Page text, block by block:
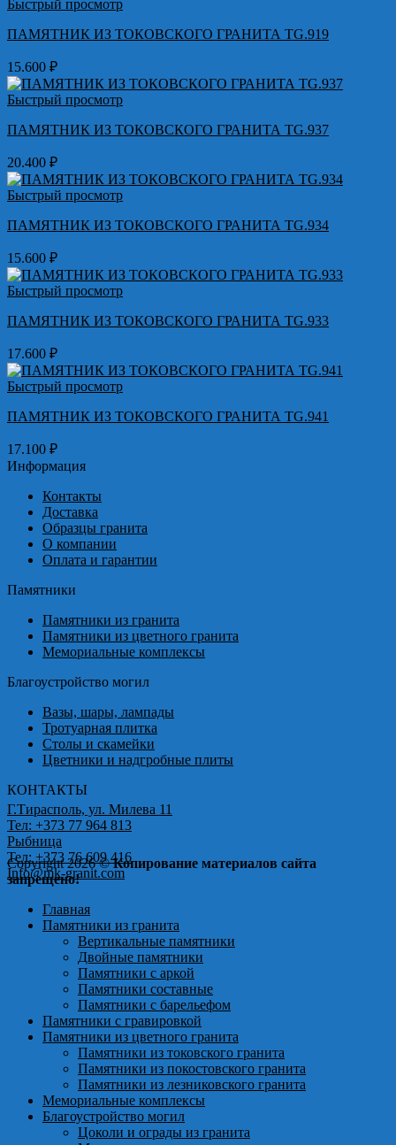
Быстрый просмотр
ПАМЯТНИК ИЗ ТОКОВСКОГО ГРАНИТА TG.919
15.600 ₽
Быстрый просмотр
ПАМЯТНИК ИЗ ТОКОВСКОГО ГРАНИТА TG.937
20.400 ₽
Быстрый просмотр
ПАМЯТНИК ИЗ ТОКОВСКОГО ГРАНИТА TG.934
15.600 ₽
Быстрый просмотр
ПАМЯТНИК ИЗ ТОКОВСКОГО ГРАНИТА TG.933
17.600 ₽
Быстрый просмотр
ПАМЯТНИК ИЗ ТОКОВСКОГО ГРАНИТА TG.941
17.100 ₽
Информация
Контакты
Доставка
Образцы гранита
О компании
Оплата и гарантии
Памятники
Памятники из гранита
Памятники из цветного гранита
Мемориальные комплексы
Благоустройство могил
Вазы, шары, лампады
Тротуарная плитка
Столы и скамейки
Цветники и надгробные плиты
КОНТАКТЫ
Г.Тирасполь, ул. Милева 11
Тел: +373 77 964 813
Рыбница
Тел: +373 76 609 416
Info@mk-granit.com
Copyright 2026 ©Копирование материалов сайта
запрещено!
Главная
Памятники из гранита
Вертикальные памятники
Двойные памятники
Памятники с аркой
Памятники составные
Памятники с барельефом
Памятники с гравировкой
Памятники из цветного гранита
Памятники из токовского гранита
Памятники из покостовского гранита
Памятники из лезниковского гранита
Мемориальные комплексы
Благоустройство могил
Цоколи и ограды из гранита